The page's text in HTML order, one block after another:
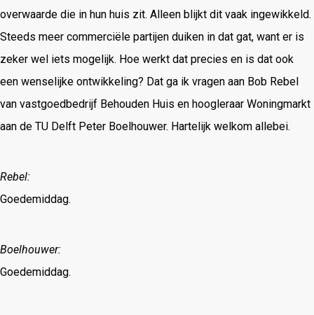
overwaarde die in hun huis zit. Alleen blijkt dit vaak ingewikkeld.
Steeds meer commerciële partijen duiken in dat gat, want er is
zeker wel iets mogelijk. Hoe werkt dat precies en is dat ook
een wenselijke ontwikkeling? Dat ga ik vragen aan Bob Rebel
van vastgoedbedrijf Behouden Huis en hoogleraar Woningmarkt
aan de TU Delft Peter Boelhouwer. Hartelijk welkom allebei.
Rebel:
Goedemiddag.
Boelhouwer:
Goedemiddag.